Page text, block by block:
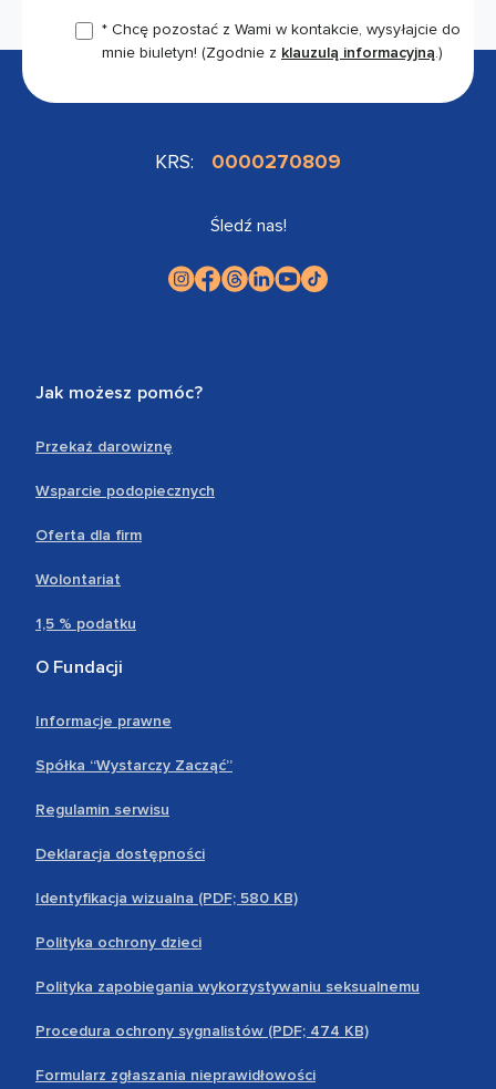
* Chcę pozostać z Wami w kontakcie, wysyłajcie do
mnie biuletyn! (Zgodnie z klauzulą informacyjną.)
KRS: 0000270809
Śledź nas!
Jak możesz pomóc?
Przekaż darowiznę
Wsparcie podopiecznych
Oferta dla firm
Wolontariat
1,5 % podatku
O Fundacji
Informacje prawne
Spółka “Wystarczy Zacząć”
Regulamin serwisu
Deklaracja dostępności
Identyfikacja wizualna (PDF; 580 KB)
Polityka ochrony dzieci
Polityka zapobiegania wykorzystywaniu seksualnemu
Procedura ochrony sygnalistów (PDF; 474 KB)
Formularz zgłaszania nieprawidłowości